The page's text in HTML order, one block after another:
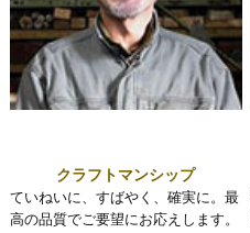
クラフトマンシップ
ていねいに、すばやく、確実に。最
高の品質でご要望にお応えします。